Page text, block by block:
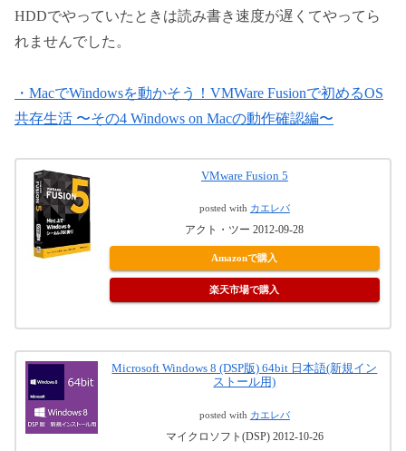
HDDでやっていたときは読み書き速度が遅くてやってら
れませんでした。
・MacでWindowsを動かそう！VMWare Fusionで初めるOS
共存生活 〜その4 Windows on Macの動作確認編〜
VMware Fusion 5
posted with カエレバ
アクト・ツー 2012-09-28
Amazonで購入
楽天市場で購入
Microsoft Windows 8 (DSP版) 64bit 日本語(新規イン
ストール用)
posted with カエレバ
マイクロソフト(DSP) 2012-10-26